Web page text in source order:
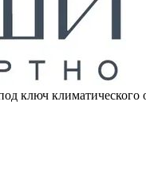
ключ климатического